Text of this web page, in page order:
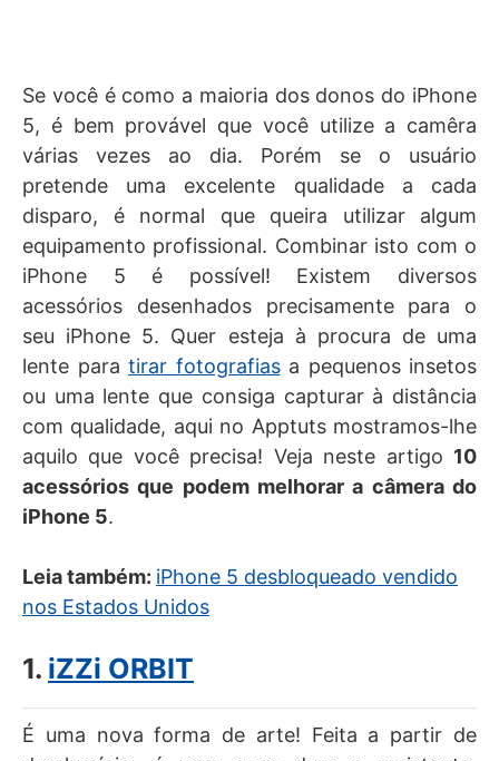
Se você é como a maioria dos donos do iPhone
5, é bem provável que você utilize a camêra
várias vezes ao dia. Porém se o usuário
pretende uma excelente qualidade a cada
disparo, é normal que queira utilizar algum
equipamento profissional. Combinar isto com o
iPhone 5 é possível! Existem diversos
acessórios desenhados precisamente para o
seu iPhone 5. Quer esteja à procura de uma
lente para tirar fotografiasa pequenos insetos
ou uma lente que consiga capturar à distância
com qualidade, aqui no Apptuts mostramos-lhe
aquilo que você precisa! Veja neste artigo 10
acessórios que podem melhorar a câmera do
iPhone 5.
Leia também: iPhone 5 desbloqueado vendido
nos Estados Unidos
1. iZZi ORBIT
É uma nova forma de arte! Feita a partir de